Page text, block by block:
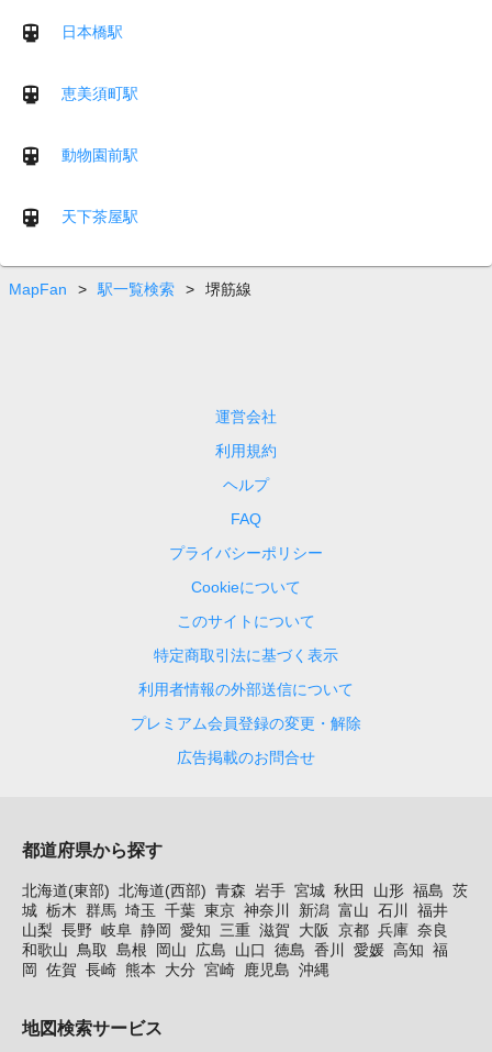
日本橋駅
恵美須町駅
動物園前駅
天下茶屋駅
MapFan > 駅一覧検索 > 堺筋線
運営会社
利用規約
ヘルプ
FAQ
プライバシーポリシー
Cookieについて
このサイトについて
特定商取引法に基づく表示
利用者情報の外部送信について
プレミアム会員登録の変更・解除
広告掲載のお問合せ
都道府県から探す
北海道(東部) 北海道(西部) 青森 岩手 宮城 秋田 山形 福島 茨
城 栃木 群馬 埼玉 千葉 東京 神奈川 新潟 富山 石川
福井
山梨 長野 岐阜 静岡 愛知 三重 滋賀 大阪 京都 兵庫 奈良
和歌山 鳥取 島根 岡山 広島 山口 徳島 香川 愛媛 高知 福
岡
佐賀 長崎 熊本 大分 宮崎 鹿児島 沖縄
地図検索サービス